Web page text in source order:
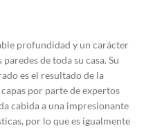
profundidad y un carácter
de toda su casa. Su
es el resultado de la
por parte de expertos
cabida a una impresionante
por lo que es igualmente